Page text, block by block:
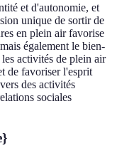
et d'autonomie, et
unique de sortir de
en plein air favorise
également le bien-
les activités de plein air
de favoriser l'esprit
des activités
sociales